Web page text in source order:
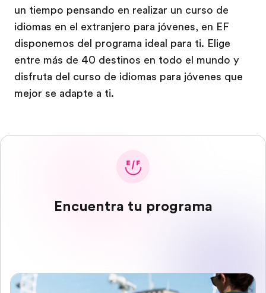
un tiempo pensando en realizar un curso de
idiomas en el extranjero para jóvenes, en EF
disponemos del programa ideal para ti. Elige
entre más de 40 destinos en todo el mundo y
disfruta del curso de idiomas para jóvenes que
mejor se adapte a ti.
Encuentra tu programa